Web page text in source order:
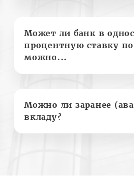
Может ли банк в
процентную ставку
можно...
Можно ли заранее
вкладу?